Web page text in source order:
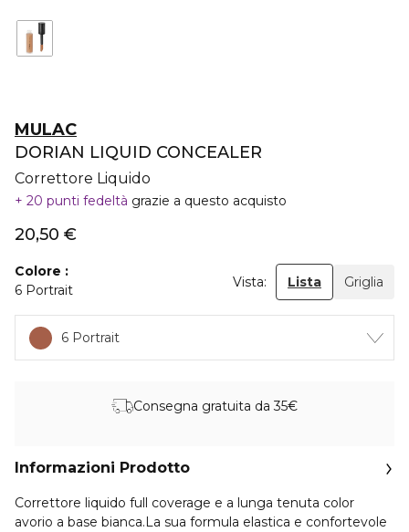
MULAC
DORIAN LIQUID CONCEALER
Correttore Liquido
20 punti fedeltà grazie a questo acquisto
20,50 €
Colore
6 Portrait
Vista: Lista Griglia
6 Portrait
Consegna gratuita da 35€
Informazioni Prodotto
Correttore liquido full coverage e a lunga tenuta color
avorio a base bianca.La sua formula elastica e confortevole